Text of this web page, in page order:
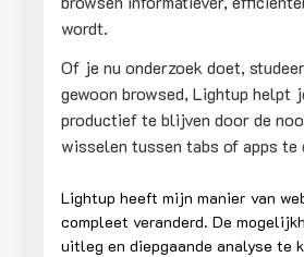
wordt.
Of je nu onderzoek doet,
gewoon browsed, Lightup helpt
productief te blijven door de
wisselen tussen tabs of apps te
Lightup heeft mijn manier van
compleet veranderd. De
uitleg en diepgaande analyse te